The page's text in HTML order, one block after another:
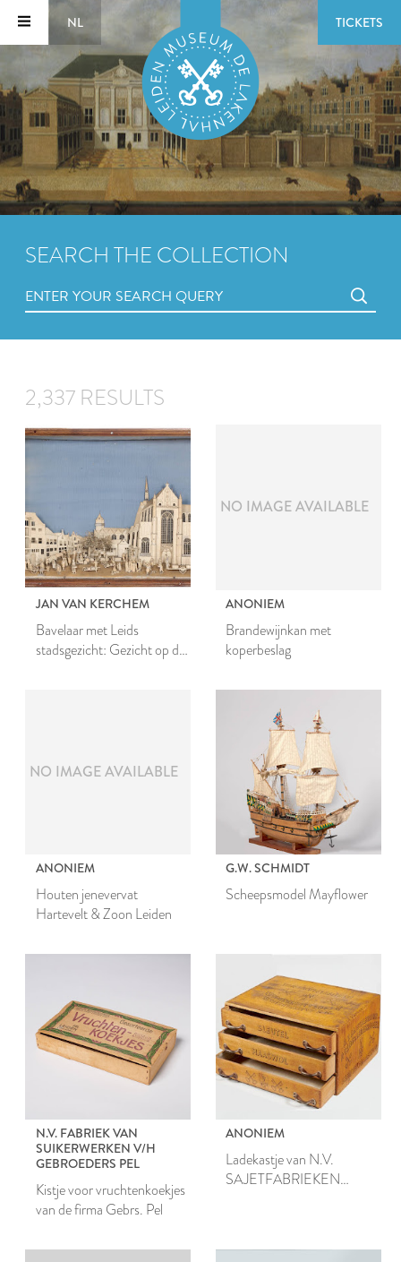
NL TICKETS
SEARCH THE COLLECTION
2,337 RESULTS
JAN VAN KERCHEM
Bavelaar met Leids
stadsgezicht: Gezicht op de
NO IMAGE AVAILABLE
ANONIEM
Brandewijnkan met
koperbeslag
NO IMAGE AVAILABLE
ANONIEM
Houten jenevervat
Hartevelt & Zoon Leiden
G.W. SCHMIDT
Scheepsmodel Mayflower
N.V. FABRIEK VAN
SUIKERWERKEN V/H
GEBROEDERS PEL
Kistje voor vruchtenkoekjes
van de firma Gebrs. Pel
ANONIEM
Ladekastje van N.V.
SAJETFABRIEKEN